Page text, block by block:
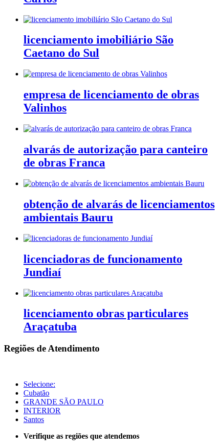
licenciamento imobiliário São
Caetano do Sul
empresa de licenciamento de obras
Valinhos
alvarás de autorização para canteiro
de obras Franca
obtenção de alvarás de licenciamentos
ambientais Bauru
licenciadoras de funcionamento
Jundiaí
licenciamento obras particulares
Araçatuba
Regiões de Atendimento
Selecione:
Cubatão
GRANDE SÃO PAULO
INTERIOR
Santos
Verifique as regiões que atendemos